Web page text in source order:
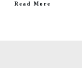
​Read More